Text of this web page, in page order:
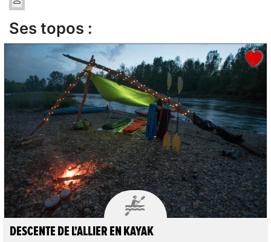
Ses topos :

DESCENTE DE L'ALLIER EN KAYAK